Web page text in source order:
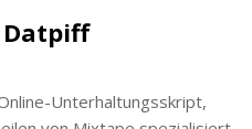
Datpiff
Unterhaltungsskript,